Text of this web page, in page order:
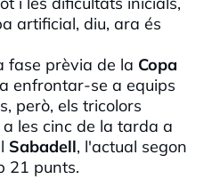
artificial, diu, ara és
fase prèvia de la Copa
enfrontar-se a equips
però, els tricolors
les cinc de la tarda a
Sabadell, l'actual segon
21 punts.